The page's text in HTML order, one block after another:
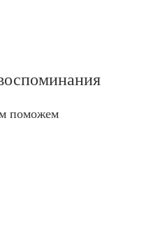
поможем